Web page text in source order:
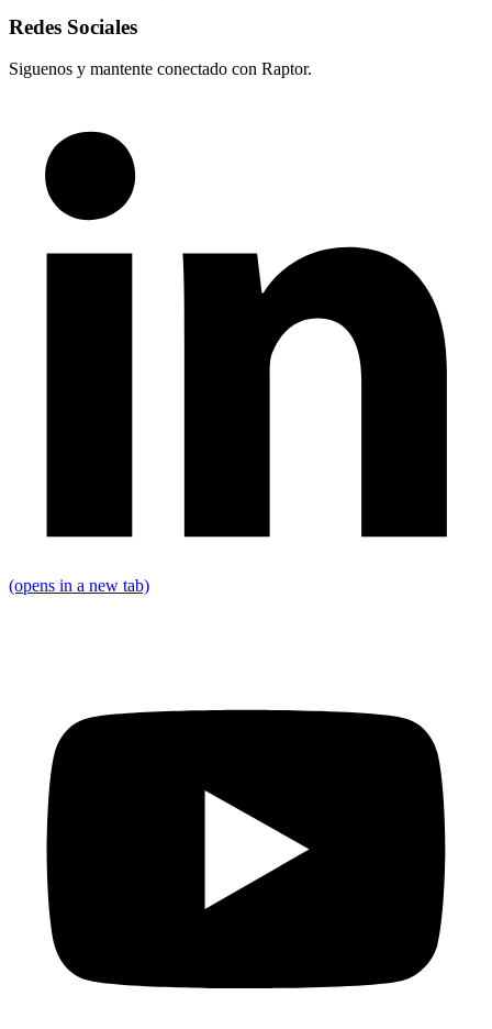
Redes Sociales
Siguenos y mantente conectado con Raptor.
(opens in a new tab)